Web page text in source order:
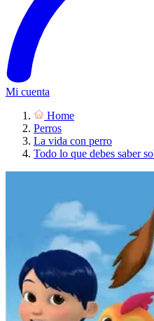
Mi cuenta
Home
Perros
La vida con perro
Todo lo que debes saber